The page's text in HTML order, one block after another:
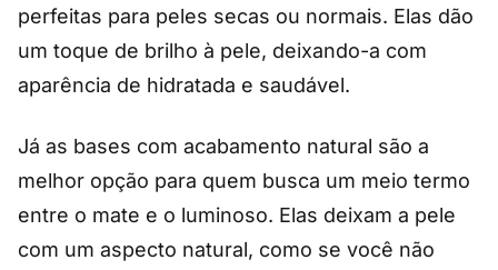
perfeitas para peles secas ou normais. Elas dão
um toque de brilho à pele, deixando-a com
aparência de hidratada e saudável.
Já as bases com acabamento natural são a
melhor opção para quem busca um meio termo
entre o mate e o luminoso. Elas deixam a pele
com um aspecto natural, como se você não